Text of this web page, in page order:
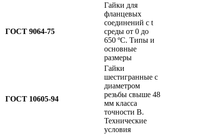
ГОСТ 9064-75
Гайки для
фланцевых
соединений с t
среды от 0 до
650 ºC. Типы и
основные
размеры
ГОСТ 10605-94
Гайки
шестигранные с
диаметром
резьбы свыше 48
мм класса
точности B.
Технические
условия